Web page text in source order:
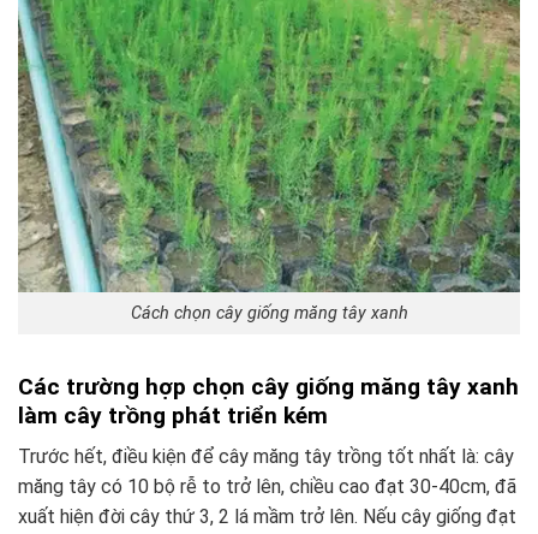
Cách chọn cây giống măng tây xanh
Các trường hợp chọn cây giống măng tây xanh
làm cây trồng phát triển kém
Trước hết, điều kiện để cây măng tây trồng tốt nhất là: cây
măng tây có 10 bộ rễ to trở lên, chiều cao đạt 30-40cm, đã
xuất hiện đời cây thứ 3, 2 lá mầm trở lên. Nếu cây giống đạt